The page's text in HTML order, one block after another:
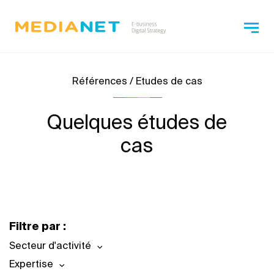
Références / Etudes de cas
Quelques études de
cas
Filtre par :
Secteur d'activité
Expertise